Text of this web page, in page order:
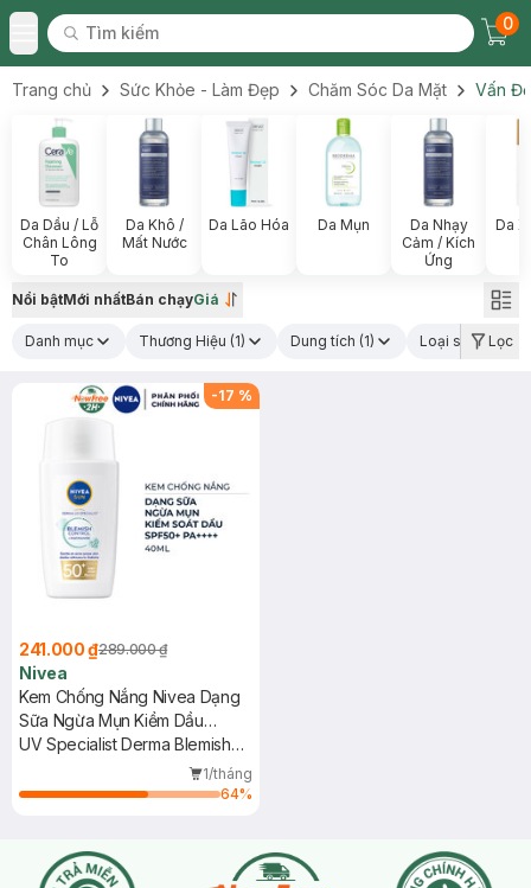
Toggle Menu
Tìm kiếm
Tìm kiếm
0
Trang chủ Sức Khỏe - Làm Đẹp Chăm Sóc Da Mặt Vấn
Da Dầu / Lỗ
Chân Lông
To
Da Khô /
Mất Nước
Da Lão Hóa Da Mụn
Da Nhạy
Cảm / Kích
Ứng
Da
Nổi bậtMới nhấtBán chạyGiá
Danh mục Thương Hiệu (1) Dung tích (1) Loại sản phẩm
Lọc
-17 %
241.000 ₫289.000 ₫
Nivea
Kem Chống Nắng Nivea Dạng
Sữa Ngừa Mụn Kiềm Dầu
SPF50+ 40ml
UV Specialist Derma Blemish
1/tháng
64%